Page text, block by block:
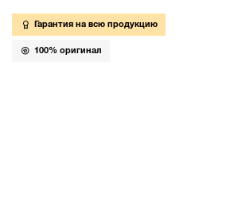
Гарантия на всю продукцию
100% оригинал